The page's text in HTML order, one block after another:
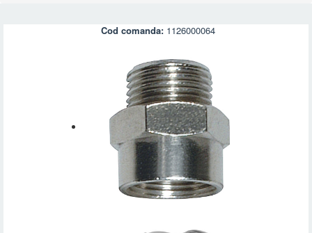
AUTENTIFICARE
Cod comanda: 1126000064